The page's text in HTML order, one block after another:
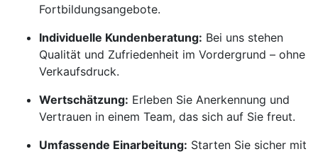
Fortbildungsangebote.
Individuelle Kundenberatung: Bei uns stehen
Qualität und Zufriedenheit im Vordergrund – ohne
Verkaufsdruck.
Wertschätzung: Erleben Sie Anerkennung und
Vertrauen in einem Team, das sich auf Sie freut.
Umfassende Einarbeitung: Starten Sie sicher mit